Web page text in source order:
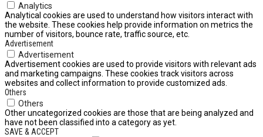
Analytics
Analytical cookies are used to understand how visitors interact with
the website. These cookies help provide information on metrics the
number of visitors, bounce rate, traffic source, etc.
Advertisement
Advertisement
Advertisement cookies are used to provide visitors with relevant ads
and marketing campaigns. These cookies track visitors across
websites and collect information to provide customized ads.
Others
Others
Other uncategorized cookies are those that are being analyzed and
have not been classified into a category as yet.
SAVE & ACCEPT